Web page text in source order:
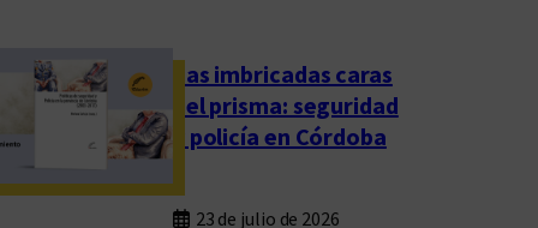
Las imbricadas caras
del prisma: seguridad
y policía en Córdoba
23 de julio de 2026